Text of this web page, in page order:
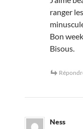
ranger
Bon
Bisous.
Ness